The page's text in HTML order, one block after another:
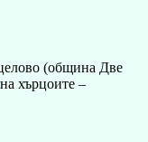
(община Две
хърцоите –